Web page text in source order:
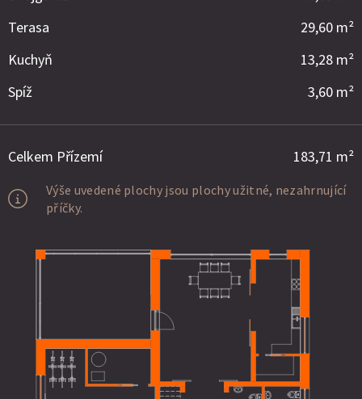
Terasa
29,60 m²
Kuchyň
13,28 m²
Spíž
3,60 m²
Celkem Přízemí 183,71 m²
Výše uvedené plochy jsou plochy užitné, nezahrnující
příčky.